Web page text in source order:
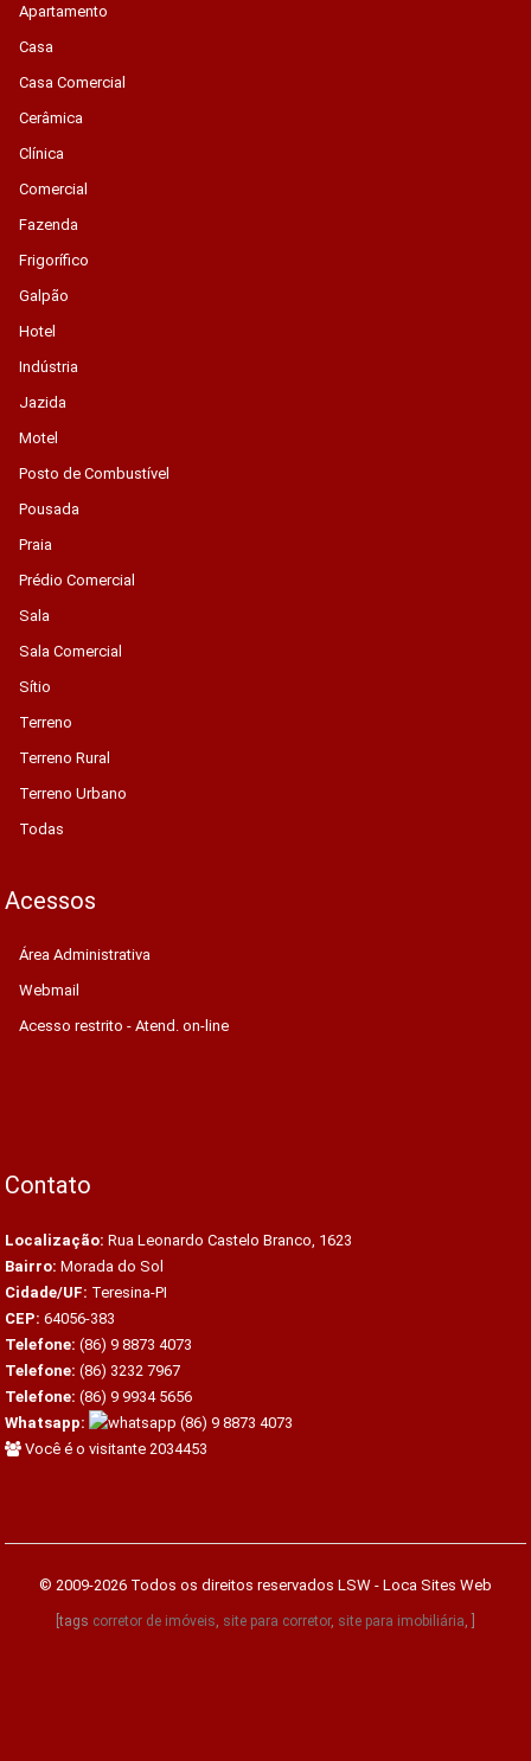
Apartamento
Casa
Casa Comercial
Cerâmica
Clínica
Comercial
Fazenda
Frigorífico
Galpão
Hotel
Indústria
Jazida
Motel
Posto de Combustível
Pousada
Praia
Prédio Comercial
Sala
Sala Comercial
Sítio
Terreno
Terreno Rural
Terreno Urbano
Todas
Acessos
Área Administrativa
Webmail
Acesso restrito - Atend. on-line
Contato
Localização: Rua Leonardo Castelo Branco, 1623
Bairro: Morada do Sol
Cidade/UF: Teresina-PI
CEP: 64056-383
Telefone: (86) 9 8873 4073
Telefone: (86) 3232 7967
Telefone: (86) 9 9934 5656
Whatsapp:
(86) 9 8873 4073
Você é o visitante 2034453
© 2009-2026 Todos os direitos reservados LSW - Loca Sites Web
[tags corretor de imóveis, site para corretor, site para imobiliária, ]